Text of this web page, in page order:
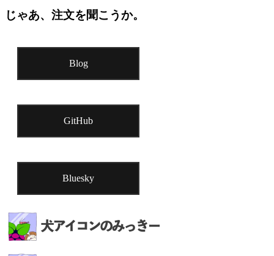
じゃあ、注文を聞こうか。
Blog
GitHub
Bluesky